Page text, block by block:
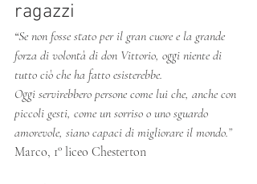
ragazzi
“Se non fosse stato per il gran cuore e la grande
forza di volontà di don Vittorio, oggi niente di
tutto ciò che ha fatto esisterebbe.
Oggi servirebbero persone come lui che, anche con
piccoli gesti, come un sorriso o uno sguardo
amorevole, siano capaci di migliorare il mondo.”
Marco, 1° liceo Chesterton